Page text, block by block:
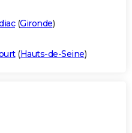
(Gironde)
(Hauts-de-Seine)